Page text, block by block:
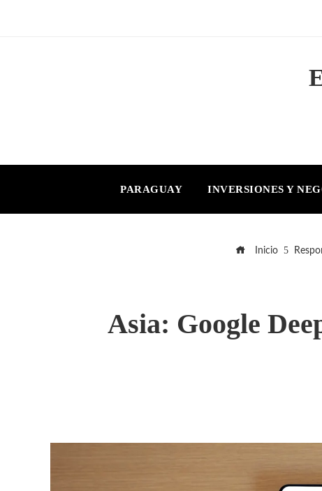
PARAGUAY INVERSIONES Y
Inicio
Asia: Google